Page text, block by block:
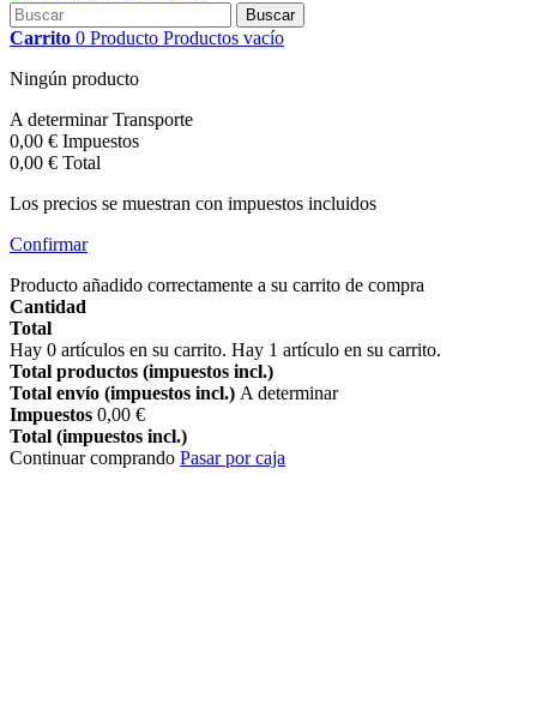
Buscar
Carrito 0 Producto Productos vacío
Ningún producto
A determinarTransporte
0,00 € Impuestos
0,00 € Total
Los precios se muestran con impuestos incluidos
Confirmar
Producto añadido correctamente a su carrito de compra
Cantidad
Total
Hay 0 artículos en su carrito. Hay 1 artículo en su carrito.
Total productos (impuestos incl.)
Total envío (impuestos incl.) A determinar
Impuestos 0,00 €
Total (impuestos incl.)
Continuar comprando Pasar por caja